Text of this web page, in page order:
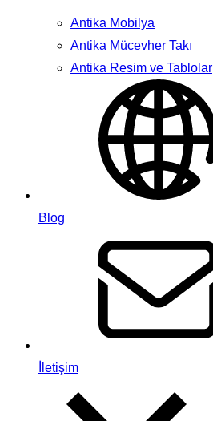
Antika Mobilya
Antika Mücevher Takı
Antika Resim ve Tablolar
Blog
İletişim